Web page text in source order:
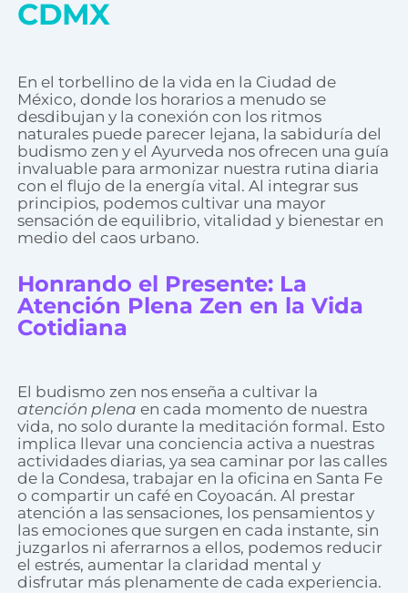
CDMX
En el torbellino de la vida en la Ciudad de
México, donde los horarios a menudo se
desdibujan y la conexión con los ritmos
naturales puede parecer lejana, la sabiduría del
budismo zen y el Ayurveda nos ofrecen una guía
invaluable para armonizar nuestra rutina diaria
con el flujo de la energía vital. Al integrar sus
principios, podemos cultivar una mayor
sensación de equilibrio, vitalidad y bienestar en
medio del caos urbano.
Honrando el Presente: La
Atención Plena Zen en la Vida
Cotidiana
El budismo zen nos enseña a cultivar la
atención plena en cada momento de nuestra
vida, no solo durante la meditación formal. Esto
implica llevar una conciencia activa a nuestras
actividades diarias, ya sea caminar por las calles
de la Condesa, trabajar en la oficina en Santa Fe
o compartir un café en Coyoacán. Al prestar
atención a las sensaciones, los pensamientos y
las emociones que surgen en cada instante, sin
juzgarlos ni aferrarnos a ellos, podemos reducir
el estrés, aumentar la claridad mental y
disfrutar más plenamente de cada experiencia.